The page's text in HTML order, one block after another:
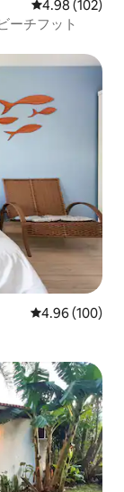
レビュー102
4.98 (102)
ーチフット
レビュー100
4.96 (100)